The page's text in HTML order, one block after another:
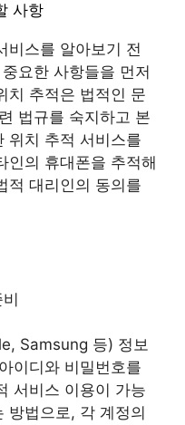
사항
비스를 알아보기 전
요한 사항들을 먼저
치 추적은 법적인 문
법규를 숙지하고 본
위치 추적 서비스를
인의 휴대폰을 추적해
적 대리인의 동의를
Samsung 등) 정보
이디와 비밀번호를
서비스 이용이 가능
방법으로, 각 계정의